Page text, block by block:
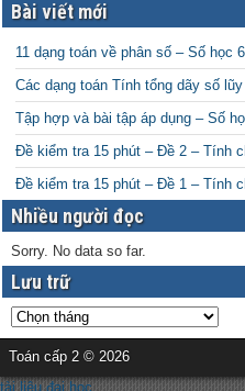
Bài viết mới
11 dạng toán về phân số – Số học 6
Các dạng toán Tính tổng dãy số
Tập hợp và bài tập áp dụng – Số
Đề kiểm tra 15 phút – Đề 2 – Tính
Đề kiểm tra 15 phút – Đề 1 – Tính
Nhiều người đọc
Sorry. No data so far.
Lưu trữ
Toán cấp 2 © 2026
tài liệu đại học